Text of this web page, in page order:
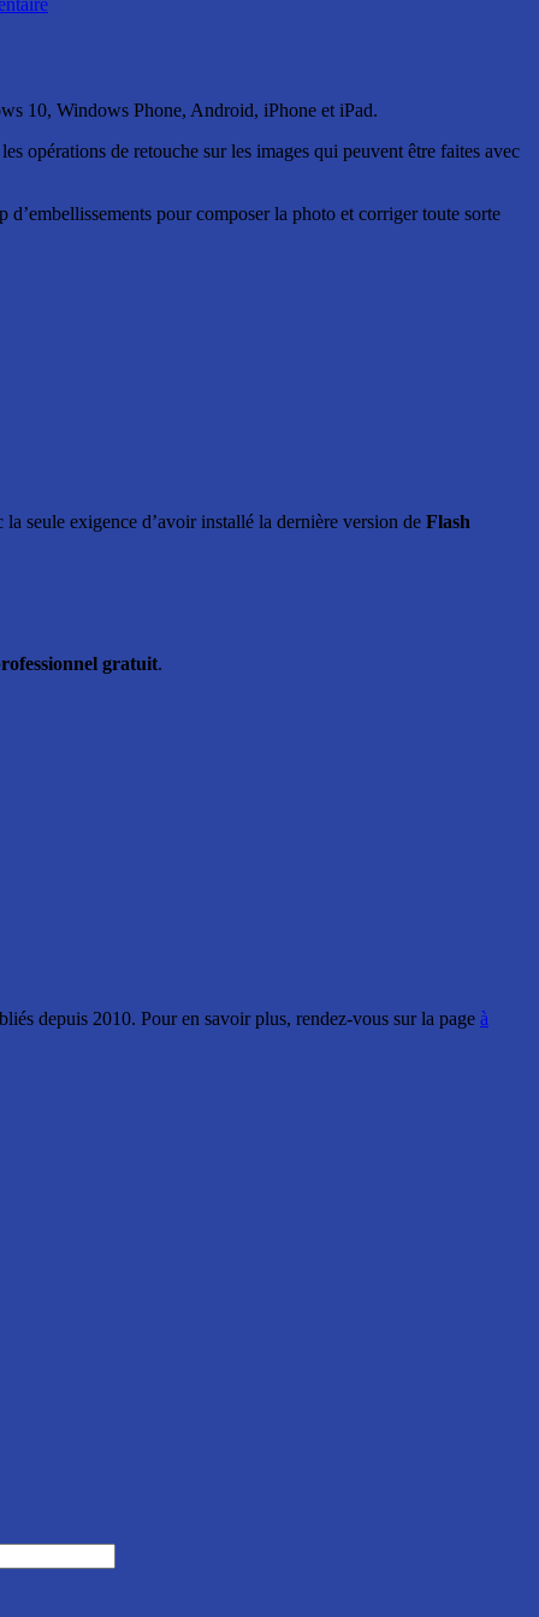
10, Windows Phone, Android, iPhone et iPad.
opérations de retouche sur les images qui peuvent être faites avec
pour composer la photo et corriger toute sorte
seule exigence d’avoir installé la dernière version de Flash
gratuit.
depuis 2010. Pour en savoir plus, rendez-vous sur la page à